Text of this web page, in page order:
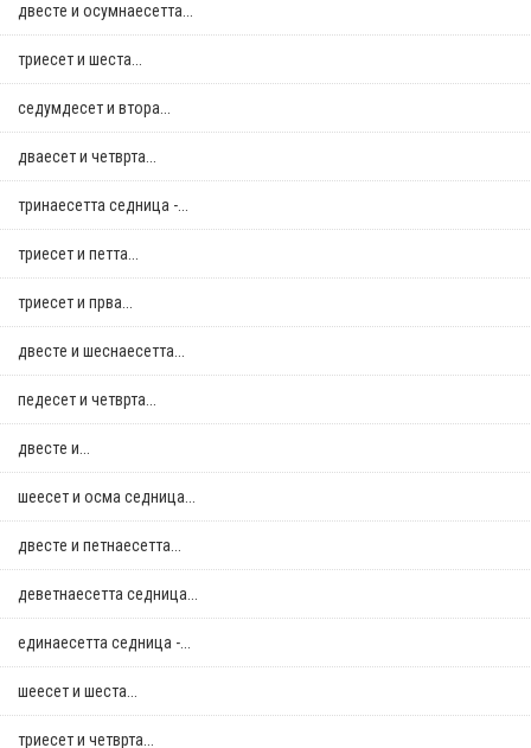
двестe и осумнaесетта...
триесет и шеста...
седумдесет и втора...
дваесет и четврта...
тринаесетта седница -...
триесет и петта...
триесет и прва...
двестe и шеснаесетта...
педесет и четврта...
двестe и...
шеесет и осма седница...
двестe и петнаесетта...
деветнаесетта седница...
единаесетта седница -...
шеесет и шеста...
триесет и четврта...